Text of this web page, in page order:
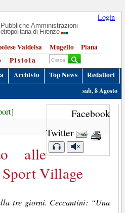
Login
Amministrazioni
di Firenze
Valdelsa Mugello
Piana
Pistoia
Archivio Top News
Redattori
sab, 8 Agosto
Facebook
Twitter
alle
Village
tre giorni. Ceccantini: “Una